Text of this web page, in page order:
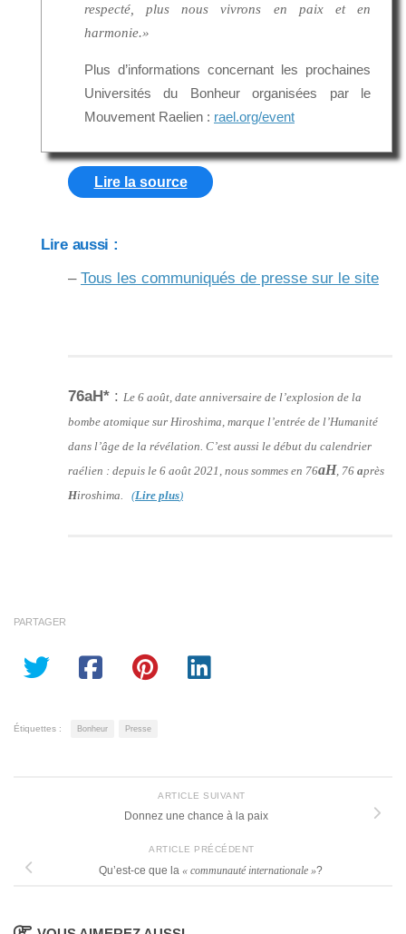
respecté, plus nous vivrons en paix et en
harmonie.»
Plus d’informations concernant les prochaines
Universités du Bonheur organisées par le
Mouvement Raelien : rael.org/event
Lire la source
Lire aussi :
– Tous les communiqués de presse sur le site
76aH* : Le 6 août, date anniversaire de l’explosion de la
bombe atomique sur Hiroshima, marque l’entrée de l’Humanité
dans l’âge de la révélation. C’est aussi le début du calendrier
raélien : depuis le 6 août 2021, nous sommes en 76aH , 76 après
Hiroshima. (Lire plus)
PARTAGER
Étiquettes : Bonheur Presse
ARTICLE SUIVANT
Donnez une chance à la paix
ARTICLE PRÉCÉDENT
Qu’est-ce que la « communauté internationale »?